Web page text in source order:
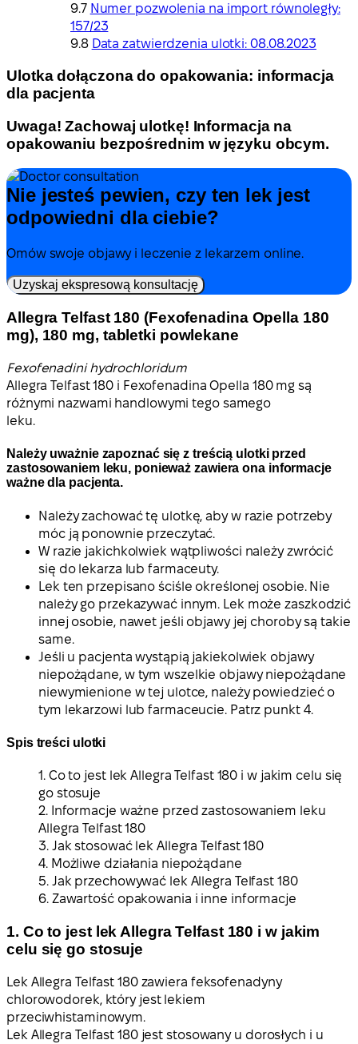
Numer pozwolenia na import równoległy:
157/23
Data zatwierdzenia ulotki: 08.08.2023
Ulotka dołączona do opakowania: informacja
dla pacjenta
Uwaga! Zachowaj ulotkę! Informacja na
opakowaniu bezpośrednim w języku obcym.
Nie jesteś pewien, czy ten lek jest
odpowiedni dla ciebie?
Omów swoje objawy i leczenie z lekarzem online.
Uzyskaj ekspresową konsultację
Allegra Telfast 180 (Fexofenadina Opella 180
mg), 180 mg, tabletki powlekane
Fexofenadini hydrochloridum
Allegra Telfast 180 i Fexofenadina Opella 180 mg są
różnymi nazwami handlowymi tego samego
leku.
Należy uważnie zapoznać się z treścią ulotki przed
zastosowaniem leku, ponieważ zawiera ona informacje
ważne dla pacjenta.
Należy zachować tę ulotkę, aby w razie potrzeby
móc ją ponownie przeczytać.
W razie jakichkolwiek wątpliwości należy zwrócić
się do lekarza lub farmaceuty.
Lek ten przepisano ściśle określonej osobie. Nie
należy go przekazywać innym. Lek może zaszkodzić
innej osobie, nawet jeśli objawy jej choroby są takie
same.
Jeśli u pacjenta wystąpią jakiekolwiek objawy
niepożądane, w tym wszelkie objawy niepożądane
niewymienione w tej ulotce, należy powiedzieć o
tym lekarzowi lub farmaceucie. Patrz punkt 4.
Spis treści ulotki
1. Co to jest lek Allegra Telfast 180 i w jakim celu się
go stosuje
2. Informacje ważne przed zastosowaniem leku
Allegra Telfast 180
3. Jak stosować lek Allegra Telfast 180
4. Możliwe działania niepożądane
5. Jak przechowywać lek Allegra Telfast 180
6. Zawartość opakowania i inne informacje
1. Co to jest lek Allegra Telfast 180 i w jakim
celu się go stosuje
Lek Allegra Telfast 180 zawiera feksofenadyny
chlorowodorek, który jest lekiem
przeciwhistaminowym.
Lek Allegra Telfast 180 jest stosowany u dorosłych i u